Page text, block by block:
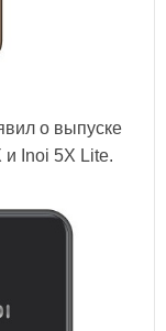
о выпуске
и Inoi 5X Lite.